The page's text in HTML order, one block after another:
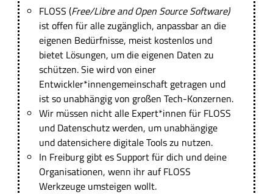
FLOSS (Free/Libre and Open Source Software)
ist offen für alle zugänglich, anpassbar an die
eigenen Bedürfnisse, meist kostenlos und
bietet Lösungen, um die eigenen Daten zu
schützen. Sie wird von einer
Entwickler*innengemeinschaft getragen und
ist so unabhängig von großen Tech-Konzernen.
Wir müssen nicht alle Expert*innen für FLOSS
und Datenschutz werden, um unabhängige
und datensichere digitale Tools zu nutzen.
In Freiburg gibt es Support für dich und deine
Organisationen, wenn ihr auf FLOSS
Werkzeuge umsteigen wollt.